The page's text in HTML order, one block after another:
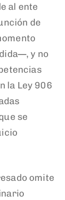
al ente
de
y no
la Ley 906
se
omite